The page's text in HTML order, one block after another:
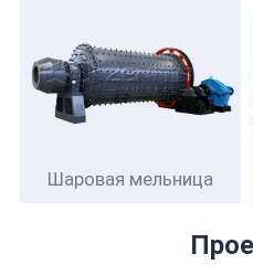
Шаровая мельница